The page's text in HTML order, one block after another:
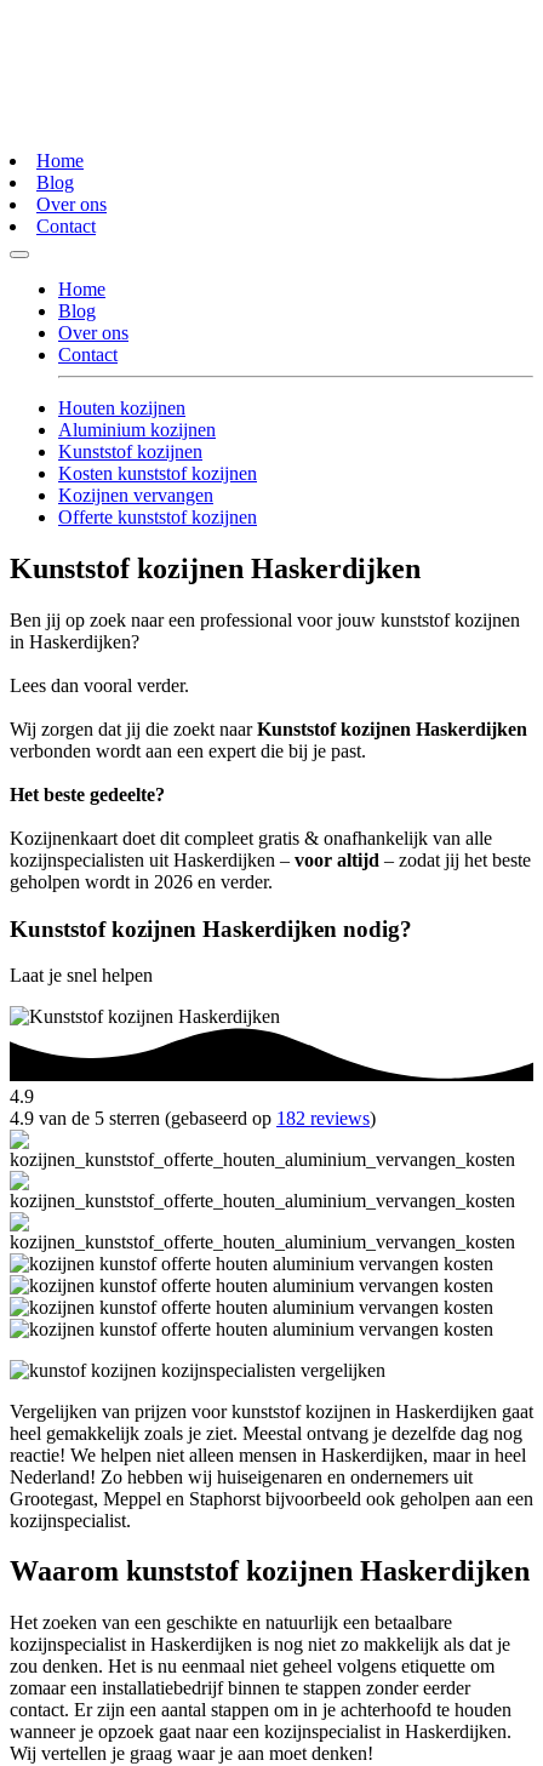
Home
Blog
Over ons
Contact
Home
Blog
Over ons
Contact
Houten kozijnen
Aluminium kozijnen
Kunststof kozijnen
Kosten kunststof kozijnen
Kozijnen vervangen
Offerte kunststof kozijnen
Kunststof kozijnen Haskerdijken
Ben jij op zoek naar een professional voor jouw kunststof kozijnen
in Haskerdijken?
Lees dan vooral verder.
Wij zorgen dat jij die zoekt naarKunststof kozijnen Haskerdijken
verbonden wordt aan een expert die bij je past.
Het beste gedeelte?
Kozijnenkaart doet dit compleet gratis & onafhankelijk van alle
kozijnspecialisten uit Haskerdijken – voor altijd – zodat jij het beste
geholpen wordt in 2026 en verder.
Kunststof kozijnen Haskerdijken nodig?
Laat je snel helpen
4.9
4.9 van de 5 sterren (gebaseerd op 182 reviews)
Vergelijken van prijzen voor kunststof kozijnen in Haskerdijken gaat
heel gemakkelijk zoals je ziet. Meestal ontvang je dezelfde dag nog
reactie! We helpen niet alleen mensen in Haskerdijken, maar in heel
Nederland! Zo hebben wij huiseigenaren en ondernemers uit
Grootegast, Meppel en Staphorst bijvoorbeeld ook geholpen aan een
kozijnspecialist.
Waarom kunststof kozijnen Haskerdijken
Het zoeken van een geschikte en natuurlijk een betaalbare
kozijnspecialist in Haskerdijken is nog niet zo makkelijk als dat je
zou denken. Het is nu eenmaal niet geheel volgens etiquette om
zomaar een installatiebedrijf binnen te stappen zonder eerder
contact. Er zijn een aantal stappen om in je achterhoofd te houden
wanneer je opzoek gaat naar een kozijnspecialist in Haskerdijken.
Wij vertellen je graag waar je aan moet denken!